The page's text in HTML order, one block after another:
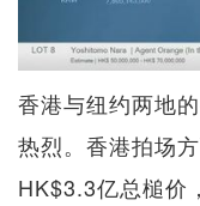
香港与纽约两地
热烈。香港拍场
HK$3.3亿总槌价